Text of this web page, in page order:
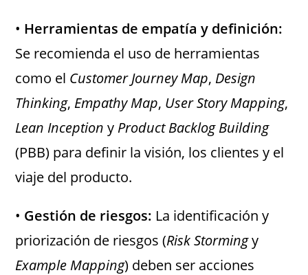
• Herramientas de empatía y definición:
Se recomienda el uso de herramientas
como el Customer Journey Map, Design
Thinking, Empathy Map, User Story Mapping,
Lean Inception y Product Backlog Building
(PBB) para definir la visión, los clientes y el
viaje del producto.
• Gestión de riesgos: La identificación y
priorización de riesgos (Risk Stormingy
Example Mapping) deben ser acciones